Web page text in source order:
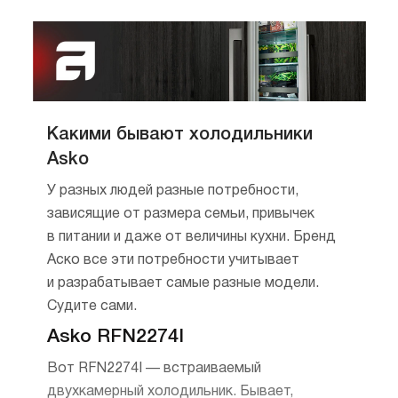
Какими бывают холодильники
Asko
У разных людей разные потребности,
зависящие от размера семьи, привычек
в питании и даже от величины кухни. Бренд
Аско все эти потребности учитывает
и разрабатывает самые разные модели.
Судите сами.
Asko RFN2274I
Вот RFN2274I — встраиваемый
двухкамерный холодильник. Бывает,